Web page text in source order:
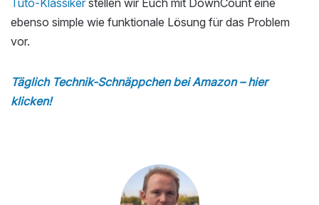
ebenso simple wie funktionale Lösung für das Problem
vor.
Täglich Technik-Schnäppchen bei Amazon – hier
klicken!